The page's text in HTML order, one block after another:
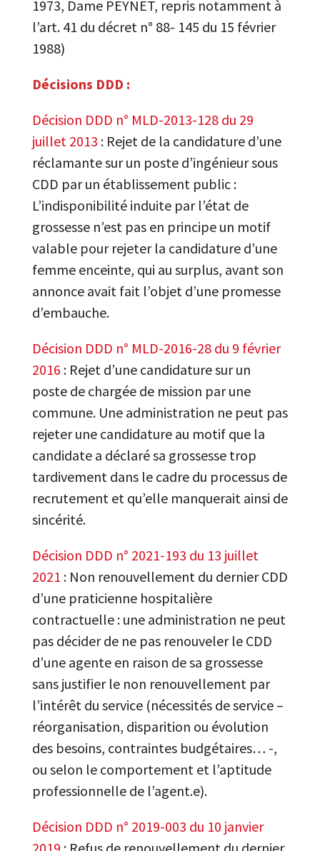
1973, Dame PEYNET, repris notamment à
l’art. 41 du décret n° 88- 145 du 15 février
1988)
Décisions DDD :
Décision DDD n° MLD-2013-128 du 29
juillet 2013 : Rejet de la candidature d’une
réclamante sur un poste d’ingénieur sous
CDD par un établissement public :
L’indisponibilité induite par l’état de
grossesse n’est pas en principe un motif
valable pour rejeter la candidature d’une
femme enceinte, qui au surplus, avant son
annonce avait fait l’objet d’une promesse
d’embauche.
Décision DDD n° MLD-2016-28 du 9 février
2016 : Rejet d’une candidature sur un
poste de chargée de mission par une
commune. Une administration ne peut pas
rejeter une candidature au motif que la
candidate a déclaré sa grossesse trop
tardivement dans le cadre du processus de
recrutement et qu’elle manquerait ainsi de
sincérité.
Décision DDD n° 2021-193 du 13 juillet
2021 : Non renouvellement du dernier CDD
d’une praticienne hospitalière
contractuelle : une administration ne peut
pas décider de ne pas renouveler le CDD
d’une agente en raison de sa grossesse
sans justifier le non renouvellement par
l’intérêt du service (nécessités de service –
réorganisation, disparition ou évolution
des besoins, contraintes budgétaires… -,
ou selon le comportement et l’aptitude
professionnelle de l’agent.e).
Décision DDD n° 2019-003 du 10 janvier